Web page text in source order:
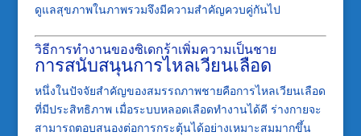
ดูแลสุขภาพในภาพรวมจึงมีความสำคัญควบคู่กันไป
วิธีการทำงานของซิเดกร้าเพิ่มความเป็นชาย
การสนับสนุนการไหลเวียนเลือด
หนึ่งในปัจจัยสำคัญของสมรรถภาพชายคือการไหลเวียนเลือด
ที่มีประสิทธิภาพ เมื่อระบบหลอดเลือดทำงานได้ดี ร่างกายจะ
สามารถตอบสนองต่อการกระตุ้นได้อย่างเหมาะสมมากขึ้น